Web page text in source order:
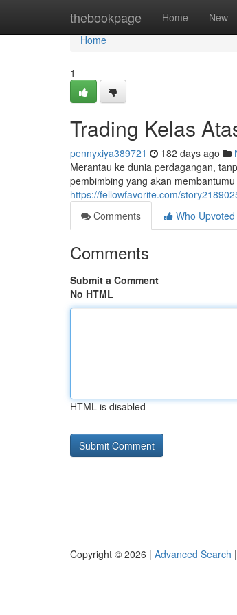
thebookpage Home New
Home
Home
1
Trading Kelas
pennyxiya389721 182 days ago
Merantau ke dunia perdagangan,
pembimbing yang akan
https://fellowfavorite.com/
Comments
Who Upvoted
Comments
Submit a Comment
No HTML
HTML is disabled
Copyright © 2026 | Advanced Search |